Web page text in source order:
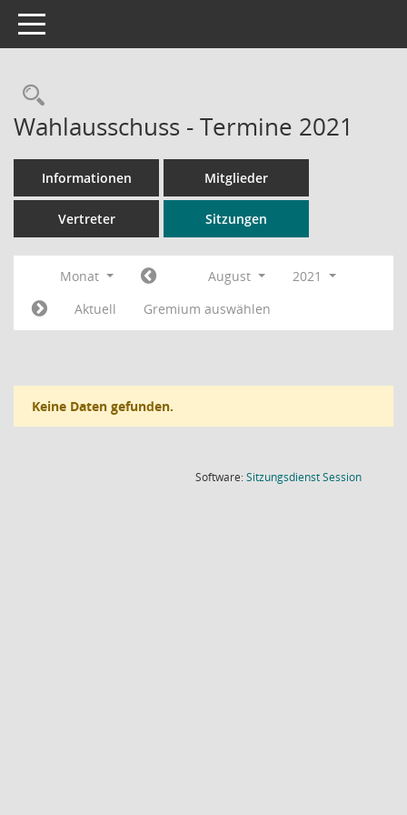
Toggle navigation
Rechercheauswahl
Wahlausschuss - Termine 2021
Informationen Mitglieder
Vertreter Sitzungen
Monat August
2021
Aktuell
Gremium auswählen
Keine Daten gefunden.
Software:SitzungsdienstSession(Wird in